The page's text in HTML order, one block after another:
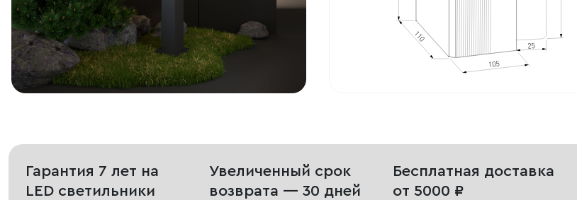
Гарантия 7 лет на
LED светильники
Увеличенный срок
возврата — 30 дней
Бесплатная доставка
от 5000 ₽